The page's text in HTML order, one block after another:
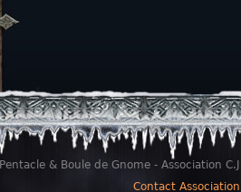
Pentacle & Boule de Gnome - Association
Contact Association